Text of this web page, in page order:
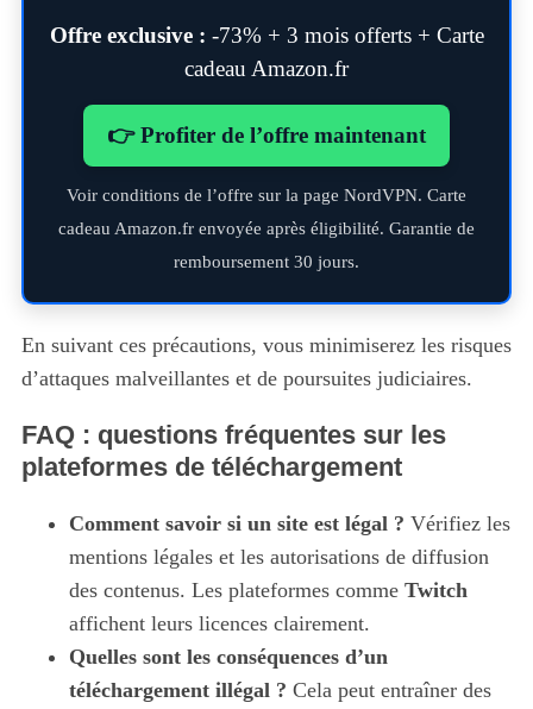
Offre exclusive : -73% + 3 mois offerts + Carte
cadeau Amazon.fr
👉 Profiter de l’offre maintenant
Voir conditions de l’offre sur la page NordVPN. Carte
cadeau Amazon.fr envoyée après éligibilité. Garantie de
remboursement 30 jours.
En suivant ces précautions, vous minimiserez les risques
d’attaques malveillantes et de poursuites judiciaires.
FAQ : questions fréquentes sur les
plateformes de téléchargement
Comment savoir si un site est légal ? Vérifiez les
mentions légales et les autorisations de diffusion
des contenus. Les plateformes comme Twitch
affichent leurs licences clairement.
Quelles sont les conséquences d’un
téléchargement illégal ? Cela peut entraîner des